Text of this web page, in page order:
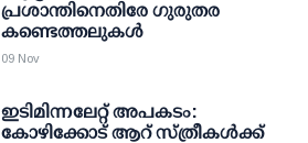
പ്രശാന്തിനെതിരേ ഗുരുതര
കണ്ടെത്തലുകള്‍
09 Nov
ഇടിമിന്നലേറ്റ് അപകടം:
കോഴിക്കോട് ആറ് സ്ത്രീകള്‍ക്ക്